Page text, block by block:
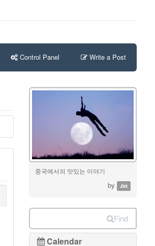
Control Panel Write a Post
중국에서의 맛있는 이야기
by Jxx
Find
Calendar